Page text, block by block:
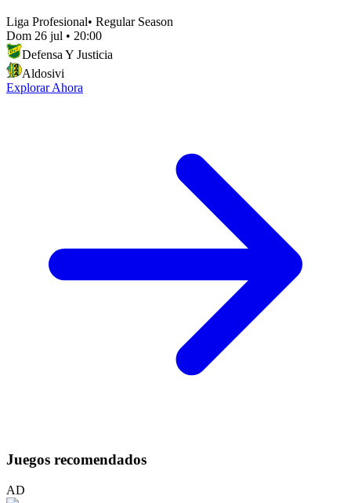
Liga Profesional• Regular Season
Dom 26 jul • 20:00
Defensa Y Justicia
Aldosivi
Explorar Ahora
Juegos recomendados
AD